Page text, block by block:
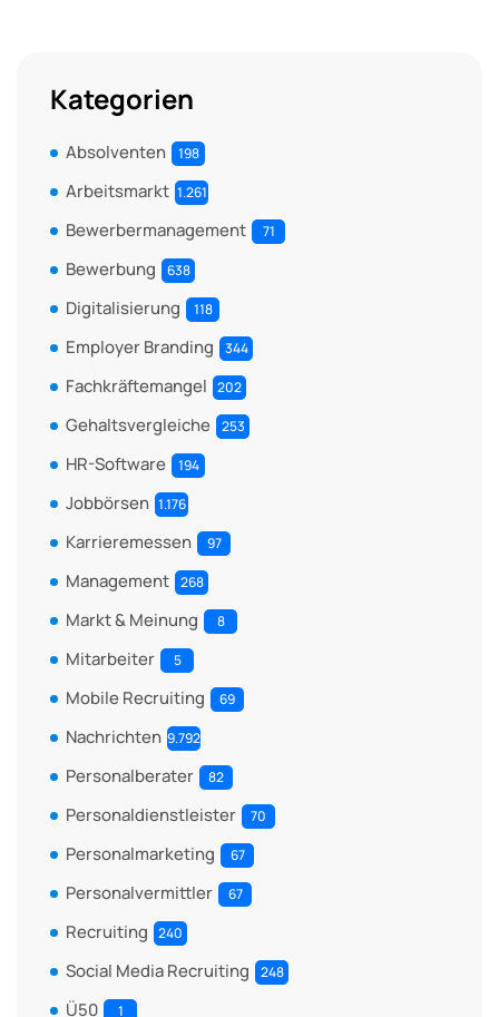
Kategorien
Absolventen 198
Arbeitsmarkt 1.261
Bewerbermanagement 71
Bewerbung 638
Digitalisierung 118
Employer Branding 344
Fachkräftemangel 202
Gehaltsvergleiche 253
HR-Software 194
Jobbörsen 1.176
Karrieremessen 97
Management 268
Markt & Meinung 8
Mitarbeiter 5
Mobile Recruiting 69
Nachrichten 9.792
Personalberater 82
Personaldienstleister 70
Personalmarketing 67
Personalvermittler 67
Recruiting 240
Social Media Recruiting 248
Ü50 1